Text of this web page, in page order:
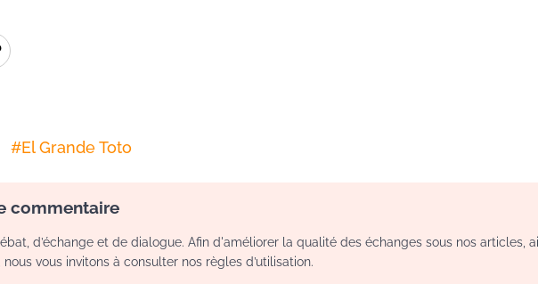
#El Grande Toto
commentaire
d’échange et de dialogue. Afin d'améliorer la qualité des échanges sous nos articles,
vous invitons à consulter nos règles d’utilisation.